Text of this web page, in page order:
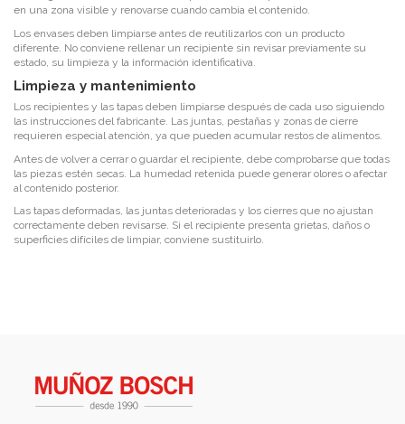
en una zona visible y renovarse cuando cambia el contenido.
Los envases deben limpiarse antes de reutilizarlos con un producto
diferente. No conviene rellenar un recipiente sin revisar previamente su
estado, su limpieza y la información identificativa.
Limpieza y mantenimiento
Los recipientes y las tapas deben limpiarse después de cada uso siguiendo
las instrucciones del fabricante. Las juntas, pestañas y zonas de cierre
requieren especial atención, ya que pueden acumular restos de alimentos.
Antes de volver a cerrar o guardar el recipiente, debe comprobarse que todas
las piezas estén secas. La humedad retenida puede generar olores o afectar
al contenido posterior.
Las tapas deformadas, las juntas deterioradas y los cierres que no ajustan
correctamente deben revisarse. Si el recipiente presenta grietas, daños o
superficies difíciles de limpiar, conviene sustituirlo.